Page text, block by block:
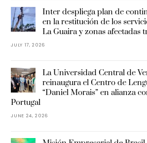
Inter despliega plan de
en la restitución de los
La Guaira y zonas afectadas
JULY 17, 2026
La Universidad Central de
reinaugura el Centro de
“Daniel Morais” en alianza
Portugal
JUNE 24, 2026